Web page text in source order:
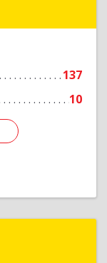
137
10
Подробнее